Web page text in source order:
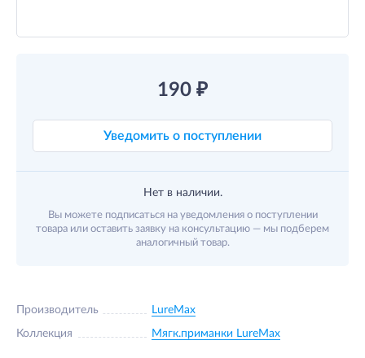
190 ₽
Уведомить о поступлении
Нет в наличии.
Вы можете подписаться на уведомления о поступлении
товара или оставить заявку на консультацию — мы подберем
аналогичный товар.
Производитель LureMax
Коллекция Мягк.приманки LureMax